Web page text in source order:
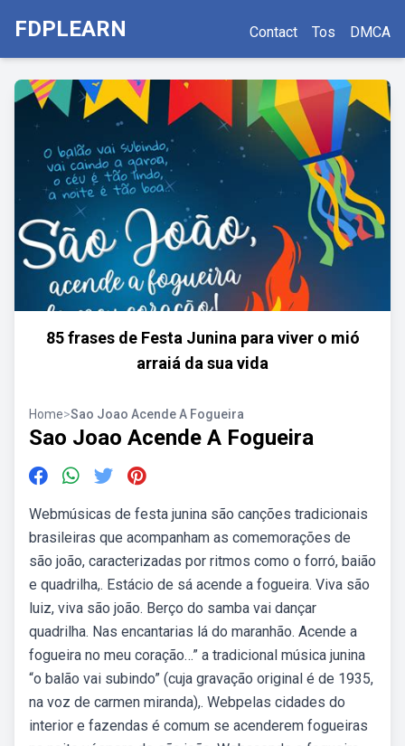
FDPLEARN Contact Tos DMCA
85 frases de Festa Junina para viver o mió
arraiá da sua vida
Home>Sao Joao Acende A Fogueira
Sao Joao Acende A Fogueira
Webmúsicas de festa junina são canções tradicionais
brasileiras que acompanham as comemorações de
são joão, caracterizadas por ritmos como o forró, baião
e quadrilha,. Estácio de sá acende a fogueira. Viva são
luiz, viva são joão. Berço do samba vai dançar
quadrilha. Nas encantarias lá do maranhão. Acende a
fogueira no meu coração…” a tradicional música junina
“o balão vai subindo” (cuja gravação original é de 1935,
na voz de carmen miranda),. Webpelas cidades do
interior e fazendas é comum se acenderem fogueiras